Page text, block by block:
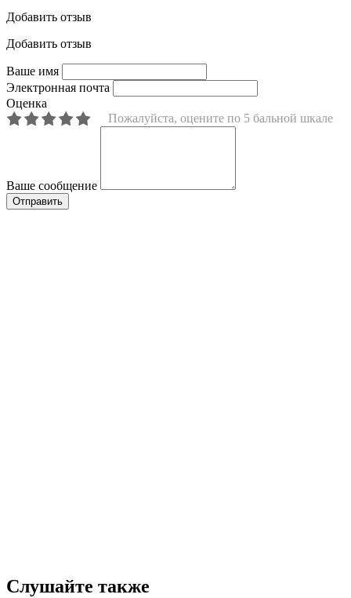
Добавить отзыв
Добавить отзыв
Ваше имя
Электронная почта
Оценка
Пожалуйста, оцените по 5 бальной шкале
Ваше сообщение
Слушайте также